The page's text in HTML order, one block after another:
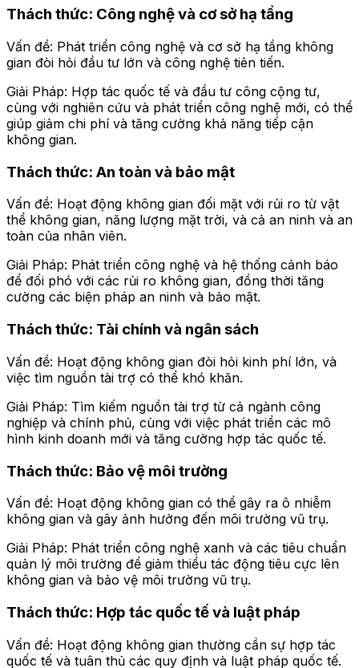
Thách thức: Công nghệ và cơ sở hạ tầng
Vấn đề: Phát triển công nghệ và cơ sở hạ tầng không
gian đòi hỏi đầu tư lớn và công nghệ tiên tiến.
Giải Pháp: Hợp tác quốc tế và đầu tư công cộng tư,
cùng với nghiên cứu và phát triển công nghệ mới, có thể
giúp giảm chi phí và tăng cường khả năng tiếp cận
không gian.
Thách thức: An toàn và bảo mật
Vấn đề: Hoạt động không gian đối mặt với rủi ro từ vật
thể không gian, năng lượng mặt trời, và cả an ninh và an
toàn của nhân viên.
Giải Pháp: Phát triển công nghệ và hệ thống cảnh báo
để đối phó với các rủi ro không gian, đồng thời tăng
cường các biện pháp an ninh và bảo mật.
Thách thức: Tài chính và ngân sách
Vấn đề: Hoạt động không gian đòi hỏi kinh phí lớn, và
việc tìm nguồn tài trợ có thể khó khăn.
Giải Pháp: Tìm kiếm nguồn tài trợ từ cả ngành công
nghiệp và chính phủ, cùng với việc phát triển các mô
hình kinh doanh mới và tăng cường hợp tác quốc tế.
Thách thức: Bảo vệ môi trường
Vấn đề: Hoạt động không gian có thể gây ra ô nhiễm
không gian và gây ảnh hưởng đến môi trường vũ trụ.
Giải Pháp: Phát triển công nghệ xanh và các tiêu chuẩn
quản lý môi trường để giảm thiểu tác động tiêu cực lên
không gian và bảo vệ môi trường vũ trụ.
Thách thức: Hợp tác quốc tế và luật pháp
Vấn đề: Hoạt động không gian thường cần sự hợp tác
quốc tế và tuân thủ các quy định và luật pháp quốc tế.